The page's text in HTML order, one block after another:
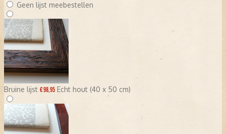
Geen lijst meebestellen
Bruine lijst € 98,95 Echt hout (40 x 50 cm)